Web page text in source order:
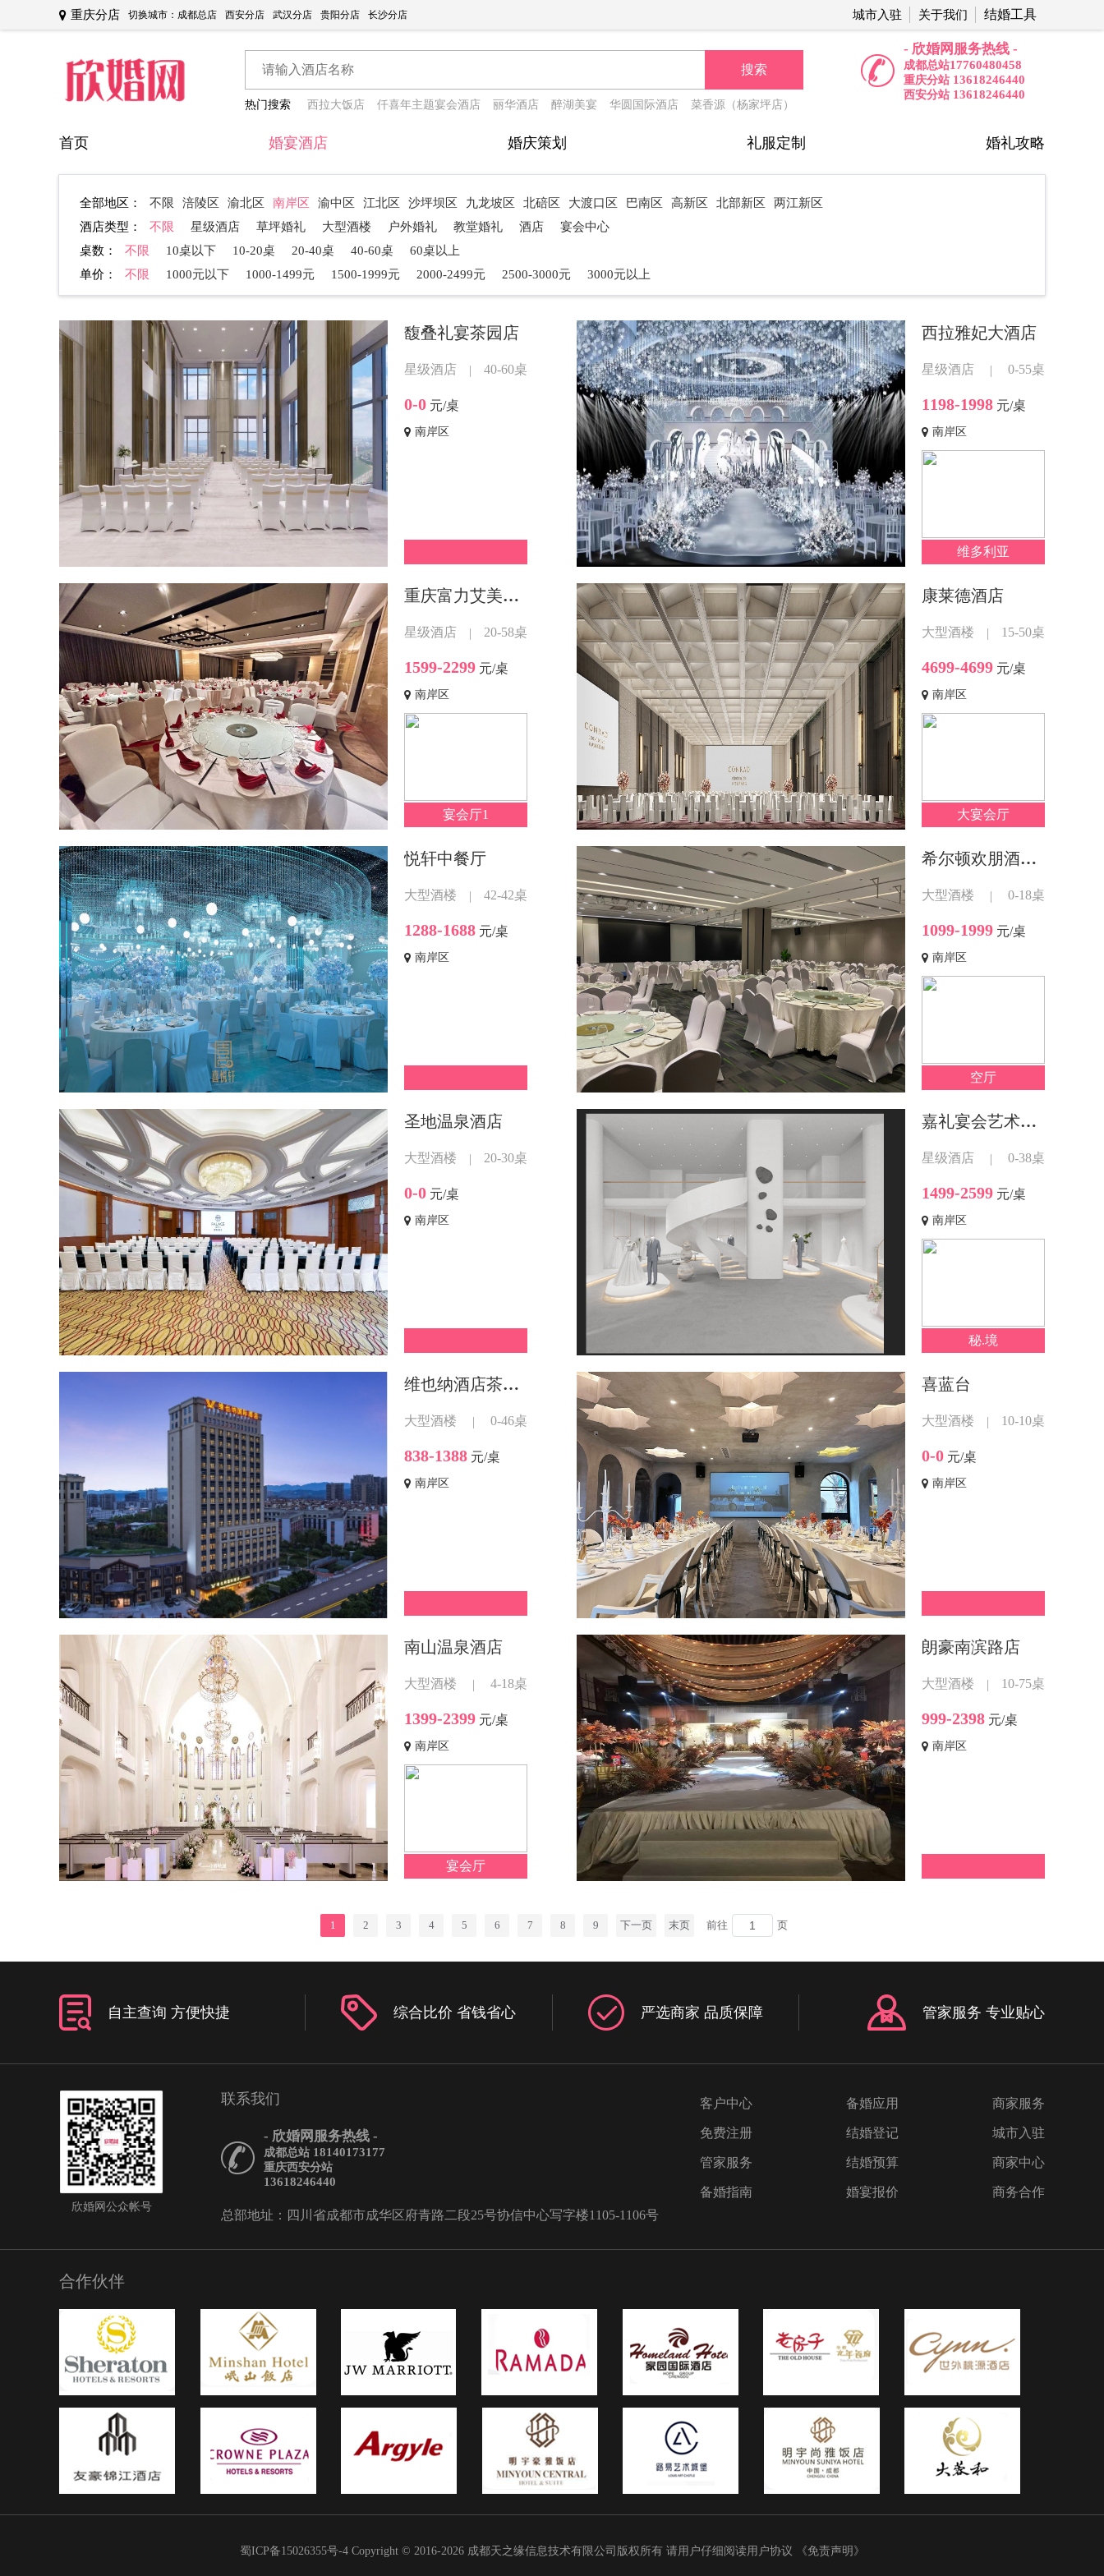
重庆分店 切换城市： 成都总店 西安分店 武汉分店 贵阳分店 长沙分店 城市入驻 关于我们 结婚工具
搜索
热门搜索 西拉大饭店 仟喜年主题宴会酒店 丽华酒店 醉湖美宴 华圆国际酒店 菜香源（杨家坪店）
- 欣婚网服务热线 -
成都总站17760480458
重庆分站 13618246440
西安分站 13618246440
首页 婚宴酒店 婚庆策划 礼服定制 婚礼攻略
全部地区： 不限 涪陵区 渝北区 南岸区 渝中区 江北区 沙坪坝区 九龙坡区 北碚区 大渡口区 巴南区 高新区 北部新区
两江新区
酒店类型：
不限 星级酒店 草坪婚礼 大型酒楼 户外婚礼 教堂婚礼 酒店
宴会中心
桌数：
不限 10桌以下 10-20桌 20-40桌 40-60桌
60桌以上
单价：
不限 1000元以下 1000-1499元 1500-1999元 2000-2499元 2500-3000元 3000元以上
馥叠礼宴茶园店
星级酒店 | 40-60桌
0-0 元/桌
南岸区
西拉雅妃大酒店
星级酒店 | 0-55桌
1198-1998 元/桌
南岸区
维多利亚
重庆富力艾美酒店
星级酒店 | 20-58桌
1599-2299 元/桌
南岸区
宴会厅1
康莱德酒店
大型酒楼 | 15-50桌
4699-4699 元/桌
南岸区
大宴会厅
悦轩中餐厅
大型酒楼 | 42-42桌
1288-1688 元/桌
南岸区
希尔顿欢朋酒店茶园店
大型酒楼 | 0-18桌
1099-1999 元/桌
南岸区
空厅
圣地温泉酒店
大型酒楼 | 20-30桌
0-0 元/桌
南岸区
嘉礼宴会艺术中心
星级酒店 | 0-38桌
1499-2599 元/桌
南岸区
秘.境
维也纳酒店茶园新区
大型酒楼 | 0-46桌
838-1388 元/桌
南岸区
喜蓝台
大型酒楼 | 10-10桌
0-0 元/桌
南岸区
南山温泉酒店
大型酒楼 | 4-18桌
1399-2399 元/桌
南岸区
宴会厅
朗豪南滨路店
大型酒楼 | 10-75桌
999-2398 元/桌
南岸区
1 2 3 4 5 6 7 8 9 下一页 末页 前往 页
自主查询 方便快捷 综合比价 省钱省心 严选商家 品质保障 管家服务 专业贴心
欣婚网公众帐号
联系我们
- 欣婚网服务热线 -
成都总站 18140173177
重庆西安分站
13618246440
总部地址：四川省成都市成华区府青路二段25号协信中心写字楼1105-1106号
客户中心
免费注册
管家服务
备婚指南
备婚应用
结婚登记
结婚预算
婚宴报价
商家服务
城市入驻
商家中心
商务合作
合作伙伴
蜀ICP备15026355号-4Copyright © 2016-2026 成都天之缘信息技术有限公司版权所有 请用户仔细阅读用户协议 《免责声明》